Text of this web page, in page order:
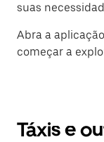
suas
Abra a
começar a
Táxis e